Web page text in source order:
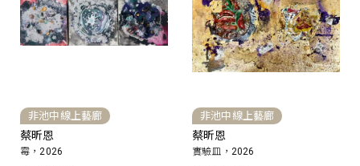
非池中線上藝廊
蔡昕恩
霉，2026
非池中線上藝廊
蔡昕恩
實驗皿，2026